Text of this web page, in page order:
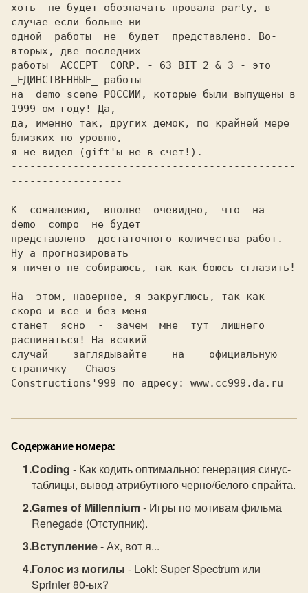
Содержание номера:
Coding - Как кодить оптимально: генерация синус-
таблицы, вывод атрибутного черно/белого спрайта.
Games of Millennium- Игры по мотивам фильма
Renegade (Отступник).
Вступление- Ах, вот я...
Голос из могилы - Loki: Super Spectrum или
Sprinter 80-ых?